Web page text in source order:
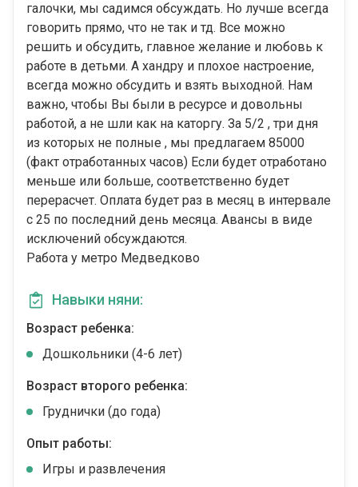
галочки, мы садимся обсуждать. Но лучше всегда
говорить прямо, что не так и тд. Все можно
решить и обсудить, главное желание и любовь к
работе в детьми. А хандру и плохое настроение,
всегда можно обсудить и взять выходной. Нам
важно, чтобы Вы были в ресурсе и довольны
работой, а не шли как на каторгу. За 5/2 , три дня
из которых не полные , мы предлагаем 85000
(факт отработанных часов) Если будет отработано
меньше или больше, соответственно будет
перерасчет. Оплата будет раз в месяц в интервале
с 25 по последний день месяца. Авансы в виде
исключений обсуждаются.
Работа у метро Медведково
Навыки няни:
Возраст ребенка:
Дошкольники (4-6 лет)
Возраст второго ребенка:
Груднички (до года)
Опыт работы:
Игры и развлечения